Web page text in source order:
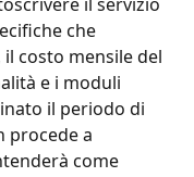
che
costo mensile del
e i moduli
il periodo di
procede a
come